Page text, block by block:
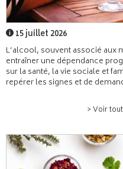
15 juillet 2026
L’alcool, souvent associé aux
entraîner une dépendance
sur la santé, la vie sociale et
repérer les signes et de
> Voir